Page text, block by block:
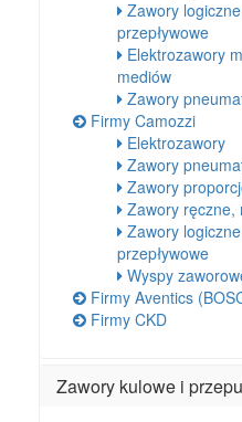
Zawory
przepływowe
Elektrozawory
mediów
Zawory
Firmy Camozzi
Elektrozawory
Zawory
Zawory
Zawory ręczne,
Zawory
przepływowe
Wyspy
Firmy Aventics
Firmy CKD
Zawory kulowe i